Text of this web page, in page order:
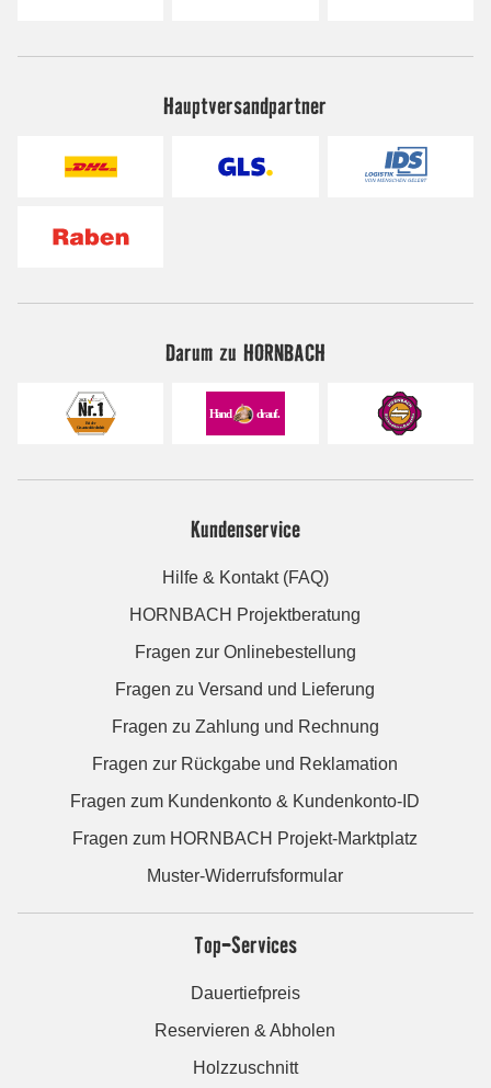
Hauptversandpartner
Darum zu HORNBACH
Kundenservice
Hilfe & Kontakt (FAQ)
HORNBACH Projektberatung
Fragen zur Onlinebestellung
Fragen zu Versand und Lieferung
Fragen zu Zahlung und Rechnung
Fragen zur Rückgabe und Reklamation
Fragen zum Kundenkonto & Kundenkonto-ID
Fragen zum HORNBACH Projekt-Marktplatz
Muster-Widerrufsformular
Top-Services
Dauertiefpreis
Reservieren & Abholen
Holzzuschnitt